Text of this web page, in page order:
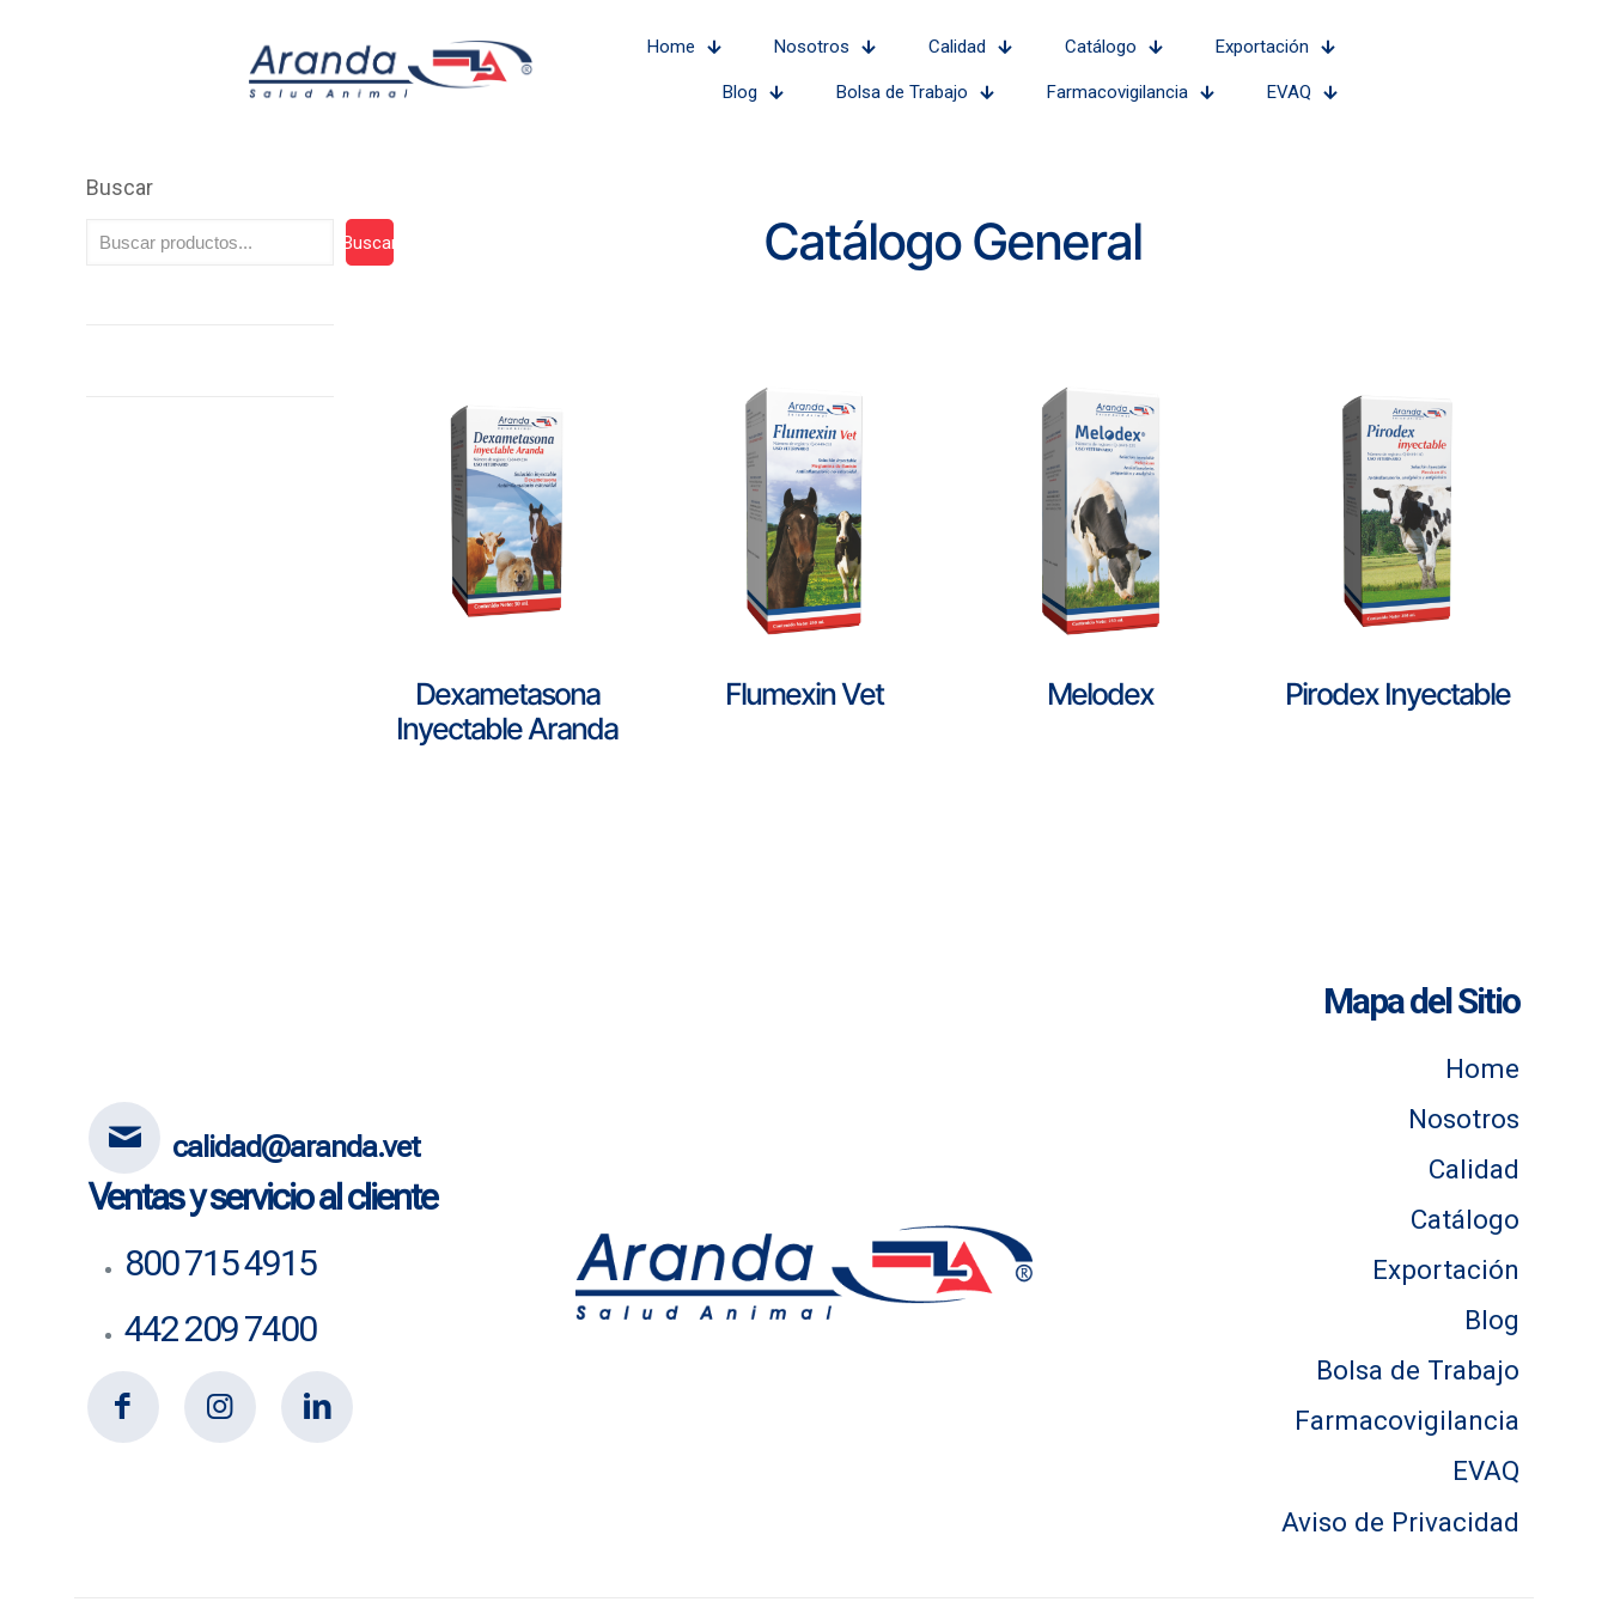
Home Nosotros Calidad Catálogo Exportación
Blog Bolsa de Trabajo Farmacovigilancia EVAQ
Catálogo General
Dexametasona
Inyectable Aranda
Flumexin Vet Melodex Pirodex Inyectable
Buscar
Buscar
calidad@aranda.vet
Ventas y servicio al cliente
800 715 4915
442 209 7400
Mapa del Sitio
Home
Nosotros
Calidad
Catálogo
Exportación
Blog
Bolsa de Trabajo
Farmacovigilancia
EVAQ
Aviso de Privacidad